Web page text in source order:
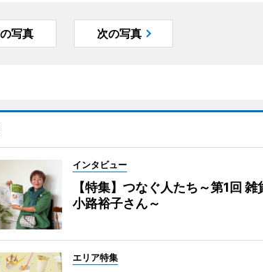
写真 次の写真
インタビュー
【特集】つなぐ人たち～第1回 雑
小路裕子さん～
エリア特集